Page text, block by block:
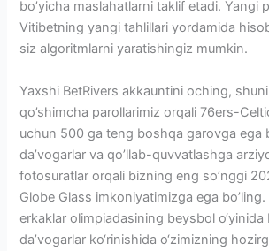
bo’yicha maslahatlarni taklif etadi. Yangi
Vitibetning yangi tahlillari yordamida
siz algoritmlarni yaratishingiz mumkin.
Yaxshi BetRivers akkauntini oching,
qo’shimcha parollarimiz orqali 76ers-
uchun 500 ga teng boshqa garovga ega
da’vogarlar va qo’llab-quvvatlashga
fotosuratlar orqali bizning eng so’nggi
Globe Glass imkoniyatimizga ega
erkaklar olimpiadasining beysbol o‘yinida
da’vogarlar ko‘rinishida o‘zimizning